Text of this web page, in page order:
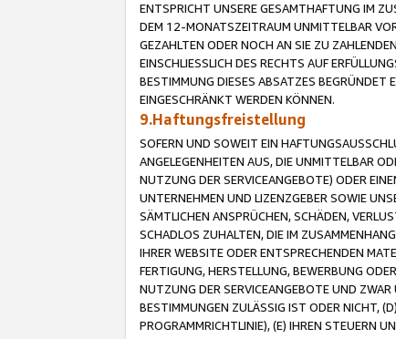
ENTSPRICHT UNSERE GESAMTHAFTUNG IM
DEM 12-MONATSZEITRAUM UNMITTELBAR
GEZAHLTEN ODER NOCH AN SIE ZU
EINSCHLIESSLICH DES RECHTS AUF
BESTIMMUNG DIESES ABSATZES BEGRÜNDET
EINGESCHRÄNKT WERDEN KÖNNEN.
9.Haftungsfreistellung
SOFERN UND SOWEIT EIN
ANGELEGENHEITEN AUS, DIE UNMITTELBAR
NUTZUNG DER SERVICEANGEBOTE) ODER
UNTERNEHMEN UND LIZENZGEBER SOWIE
SÄMTLICHEN ANSPRÜCHEN, SCHÄDEN,
SCHADLOS ZUHALTEN, DIE IM
IHRER WEBSITE ODER ENTSPRECHENDEN
FERTIGUNG, HERSTELLUNG, BEWERBUNG
NUTZUNG DER SERVICEANGEBOTE UND
BESTIMMUNGEN ZULÄSSIG IST ODER NICHT,
PROGRAMMRICHTLINIE), (E) IHREN STEUERN